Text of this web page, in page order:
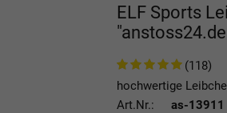
ELF Sports
(118)
hochwertige
Art.Nr.:
as-13911